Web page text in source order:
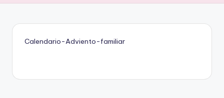
Calendario-Adviento-familiar